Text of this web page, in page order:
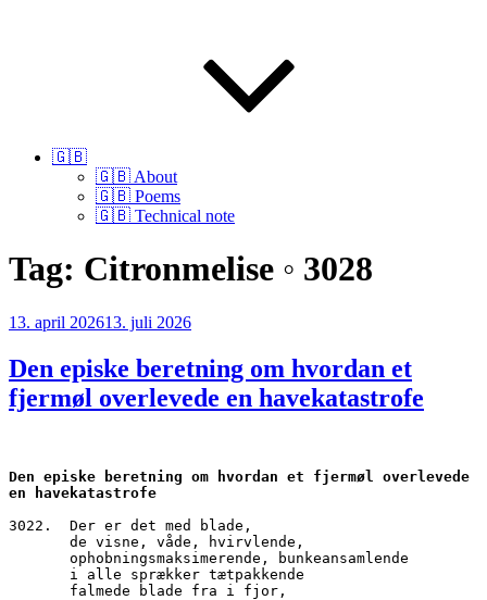
🇬🇧
🇬🇧 About
🇬🇧 Poems
🇬🇧 Technical note
Tag: Citronmelise ◦ 3028
Udgivet
13. april 202613. juli 2026
Den episke beretning om hvordan et
fjermøl overlevede en havekatastrofe
Den episke beretning om hvordan et fjermøl overlevede
en havekatastrofe
3022.  Der er det med blade,
       de visne, våde, hvirvlende,
       ophobningsmaksimerende, bunkeansamlende
       i alle sprækker tætpakkende
       falmede blade fra i fjor,